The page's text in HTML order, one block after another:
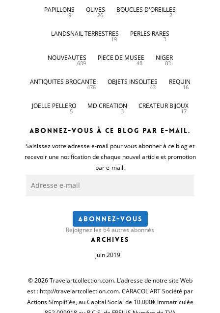
PAPILLONS
9
OLIVES
26
BOUCLES D'OREILLES
2
LANDSNAIL TERRESTRES
19
PERLES RARES
3
NOUVEAUTES
689
PIECE DE MUSEE
48
NIGER
83
ANTIQUITES BROCANTE
476
OBJETS INSOLITES
43
REQUIN
16
JOELLE PELLERO
5
MD CREATION
3
CREATEUR BIJOUX
17
Abonnez-vous à ce blog par e-mail.
Saisissez votre adresse e-mail pour vous abonner à ce blog et
recevoir une notification de chaque nouvel article et promotion
par e-mail.
e-
Abonnez-vous
Rejoignez les 64 autres abonnés
Archives
juin 2019
© 2026 Travelartcollection.com. L’adresse de notre site Web
est : http://travelartcollection.com. CARACOL'ART Société par
Actions Simplifiée, au Capital Social de 10.000€ Immatriculée